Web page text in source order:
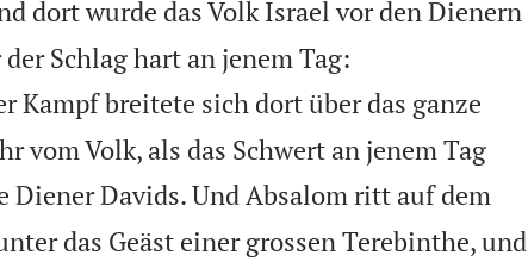
dort wurde das Volk Israel vor den Dienern
Schlag hart an jenem Tag:
Kampf breitete sich dort über das ganze
vom Volk, als das Schwert an jenem Tag
Diener Davids. Und Absalom ritt auf dem
das Geäst einer grossen Terebinthe, und